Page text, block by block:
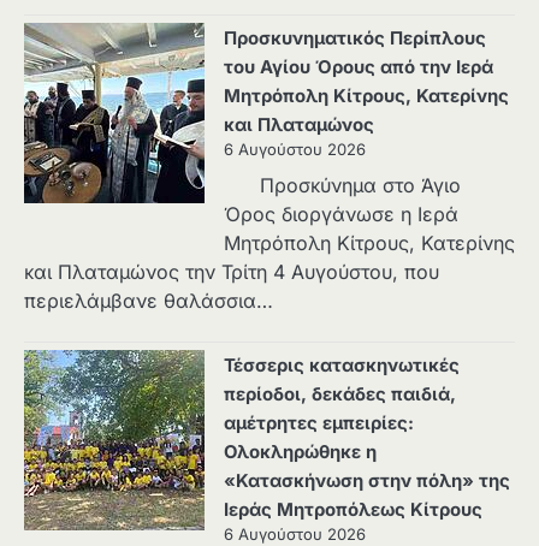
Προσκυνηματικός Περίπλους
του Αγίου Όρους από την Ιερά
Μητρόπολη Κίτρους, Κατερίνης
και Πλαταμώνος
6 Αυγούστου 2026
Προσκύνημα στο Άγιο
Όρος διοργάνωσε η Ιερά
Μητρόπολη Κίτρους, Κατερίνης
και Πλαταμώνος την Τρίτη 4 Αυγούστου, που
περιελάμβανε θαλάσσια…
Τέσσερις κατασκηνωτικές
περίοδοι, δεκάδες παιδιά,
αμέτρητες εμπειρίες:
Ολοκληρώθηκε η
«Κατασκήνωση στην πόλη» της
Ιεράς Μητροπόλεως Κίτρους
6 Αυγούστου 2026